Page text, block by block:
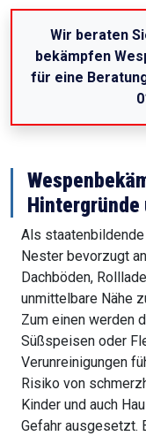
Wir beraten
bekämpfen
für eine
Hintergründe
Als
Nester bevorzugt
Dachböden,
unmittelbare Nähe
Zum einen werden
Süßspeisen oder
Verunreinigungen
Risiko von
Kinder und auch
Gefahr ausgesetzt.